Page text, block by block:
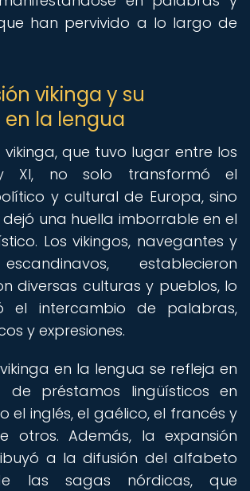
han pervivido a lo largo de
vikinga y su
la lengua
vikinga, que tuvo lugar entre los
XI, no solo transformó el
y cultural de Europa, sino
una huella imborrable en el
Los vikingos, navegantes y
establecieron
diversas culturas y pueblos, lo
el intercambio de palabras,
y expresiones.
en la lengua se refleja en
de préstamos lingüísticos en
el inglés, el gaélico, el francés y
otros. Además, la expansión
a la difusión del alfabeto
las sagas nórdicas, que